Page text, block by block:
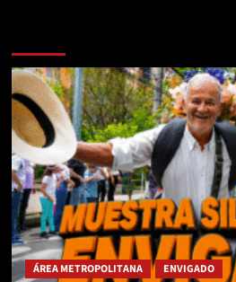
ÁREA METROPOLITANA ENVIGADO